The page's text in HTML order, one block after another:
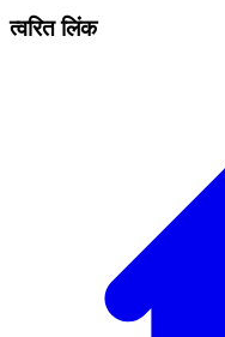
त्वरित लिंक